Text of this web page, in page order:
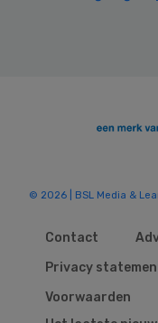
© 2026 | BSL Media &
Contact
Privacy
Voorwaarden